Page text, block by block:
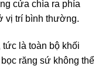
cửa chìa ra phía
vị trí bình thường.
tức là toàn bộ khối
răng sứ không thể